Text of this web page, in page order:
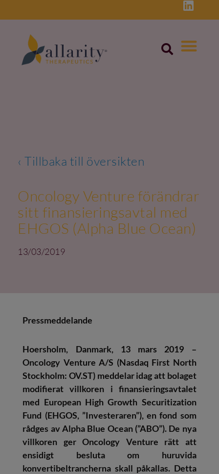
to
‹ Tillbaka till översikten
Oncology Venture förändrar
sitt finansieringsavtal med
EHGOS (Alpha Blue Ocean)
13/03/2019
Pressmeddelande
Hoersholm, Danmark, 13 mars 2019 –
Oncology Venture A/S (Nasdaq First North
Stockholm: OV.ST) meddelar idag att bolaget
modifierat villkoren i finansieringsavtalet
med European High Growth Securitization
Fund (EHGOS, ”Investeraren”), en fond som
rådges av Alpha Blue Ocean (”ABO”). De nya
villkoren ger Oncology Venture rätt att
ensidigt besluta om huruvida
konvertibeltrancherna skall påkallas. Detta